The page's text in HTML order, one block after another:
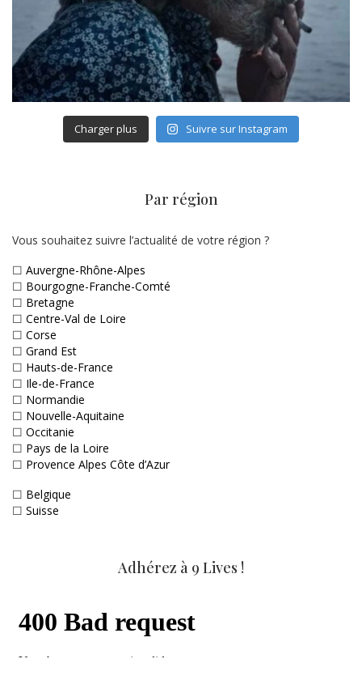
Charger plus Suivre sur Instagram
Par région
Vous souhaitez suivre l’actualité de votre région ?
☐ Auvergne-Rhône-Alpes
☐ Bourgogne-Franche-Comté
☐ Bretagne
☐ Centre-Val de Loire
☐ Corse
☐ Grand Est
☐ Hauts-de-France
☐ Ile-de-France
☐ Normandie
☐ Nouvelle-Aquitaine
☐ Occitanie
☐ Pays de la Loire
☐ Provence Alpes Côte d’Azur
☐ Belgique
☐ Suisse
Adhérez à 9 Lives !